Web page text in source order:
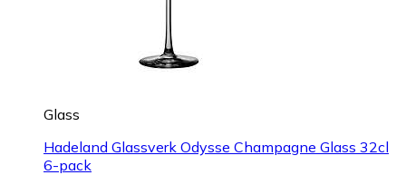
Glass
Hadeland Glassverk Odysse Champagne Glass 32cl
6-pack